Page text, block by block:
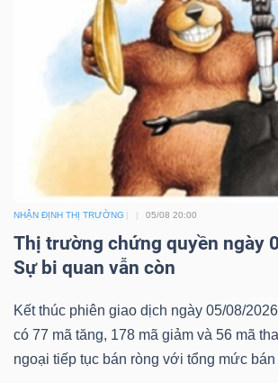
NHẬN ĐỊNH THỊ TRƯỜNG 05/08 20:00
Thị trường chứng quyền ngày
Sự bi quan vẫn còn
Kết thúc phiên giao dịch ngày 05/08/
có 77 mã tăng, 178 mã giảm và 56 mã
ngoại tiếp tục bán ròng với tổng mức bán